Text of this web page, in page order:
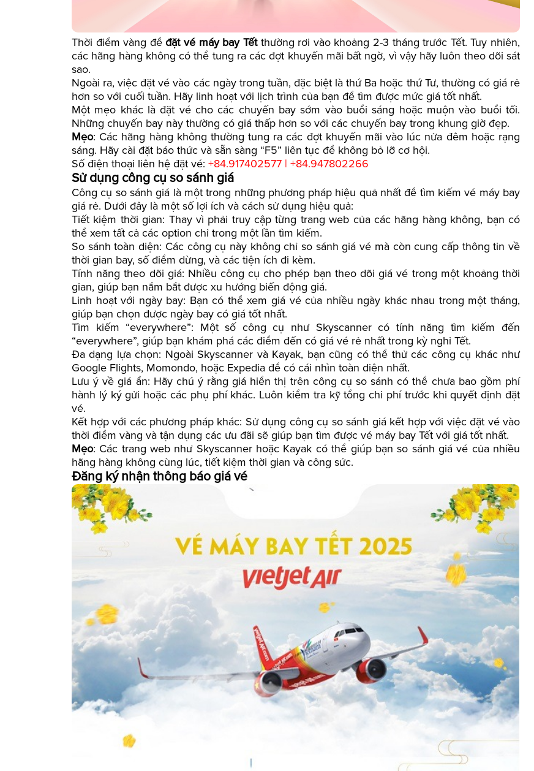
Thời điểm vàng đểđặt vé máy bay Tếtthường rơi vào khoảng 2-3 tháng trước Tết. Tuy nhiên,
các hãng hàng không có thể tung ra các đợt khuyến mãi bất ngờ, vì vậy hãy luôn theo dõi sát
sao.
Ngoài ra, việc đặt vé vào các ngày trong tuần, đặc biệt là thứ Ba hoặc thứ Tư, thường có giá rẻ
hơn so với cuối tuần. Hãy linh hoạt với lịch trình của bạn để tìm được mức giá tốt nhất.
Một mẹo khác là đặt vé cho các chuyến bay sớm vào buổi sáng hoặc muộn vào buổi tối.
Những chuyến bay này thường có giá thấp hơn so với các chuyến bay trong khung giờ đẹp.
Mẹo: Các hãng hàng không thường tung ra các đợt khuyến mãi vào lúc nửa đêm hoặc rạng
sáng. Hãy cài đặt báo thức và sẵn sàng “F5” liên tục để không bỏ lỡ cơ hội.
Số điện thoại liên hệ đặt vé: +84.917402577 | +84.947802266
Sử dụng công cụ so sánh giá
Công cụ so sánh giá là một trong những phương pháp hiệu quả nhất để tìm kiếm vé máy bay
giá rẻ. Dưới đây là một số lợi ích và cách sử dụng hiệu quả:
Tiết kiệm thời gian: Thay vì phải truy cập từng trang web của các hãng hàng không, bạn có
thể xem tất cả các option chỉ trong một lần tìm kiếm.
So sánh toàn diện: Các công cụ này không chỉ so sánh giá vé mà còn cung cấp thông tin về
thời gian bay, số điểm dừng, và các tiện ích đi kèm.
Tính năng theo dõi giá: Nhiều công cụ cho phép bạn theo dõi giá vé trong một khoảng thời
gian, giúp bạn nắm bắt được xu hướng biến động giá.
Linh hoạt với ngày bay: Bạn có thể xem giá vé của nhiều ngày khác nhau trong một tháng,
giúp bạn chọn được ngày bay có giá tốt nhất.
Tìm kiếm “everywhere”: Một số công cụ như Skyscanner có tính năng tìm kiếm đến
“everywhere”, giúp bạn khám phá các điểm đến có giá vé rẻ nhất trong kỳ nghỉ Tết.
Đa dạng lựa chọn: Ngoài Skyscanner và Kayak, bạn cũng có thể thử các công cụ khác như
Google Flights, Momondo, hoặc Expedia để có cái nhìn toàn diện nhất.
Lưu ý về giá ẩn: Hãy chú ý rằng giá hiển thị trên công cụ so sánh có thể chưa bao gồm phí
hành lý ký gửi hoặc các phụ phí khác. Luôn kiểm tra kỹ tổng chi phí trước khi quyết định đặt
vé.
Kết hợp với các phương pháp khác: Sử dụng công cụ so sánh giá kết hợp với việc đặt vé vào
thời điểm vàng và tận dụng các ưu đãi sẽ giúp bạn tìm được vé máy bay Tết với giá tốt nhất.
Mẹo: Các trang web như Skyscanner hoặc Kayak có thể giúp bạn so sánh giá vé của nhiều
hãng hàng không cùng lúc, tiết kiệm thời gian và công sức.
Đăng ký nhận thông báo giá vé